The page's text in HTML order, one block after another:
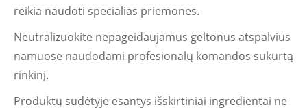
reikia naudoti specialias priemones.
Neutralizuokite nepageidaujamus geltonus atspalvius
namuose naudodami profesionalų komandos sukurtą
rinkinį.
Produktų sudėtyje esantys išskirtiniai ingredientai ne